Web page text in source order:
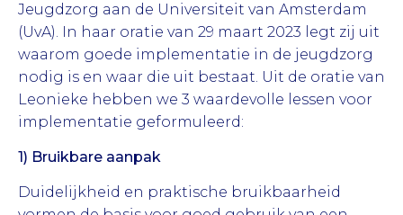
Jeugdzorg aan de Universiteit van Amsterdam
(UvA). In haar oratie van 29 maart 2023 legt zij uit
waarom goede implementatie in de jeugdzorg
nodig is en waar die uit bestaat. Uit de oratie van
Leonieke hebben we 3 waardevolle lessen voor
implementatie geformuleerd:
1) Bruikbare aanpak
Duidelijkheid en praktische bruikbaarheid